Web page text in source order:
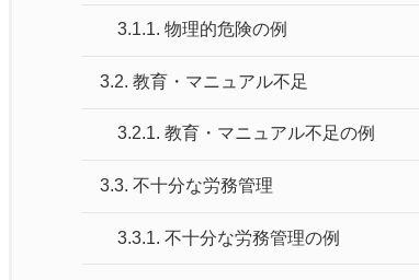
3.1.1. 物理的危険の例
3.2. 教育・マニュアル不足
3.2.1. 教育・マニュアル不足の例
3.3. 不十分な労務管理
3.3.1. 不十分な労務管理の例